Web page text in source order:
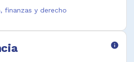
finanzas y derecho
info